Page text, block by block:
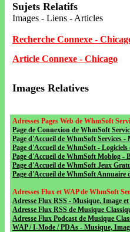
Sujets Relatifs
Images - Liens - Articles
Recherche Connexe -
Article Connexe - Chicago
Images Relatives
Adresses Pages Web de WhmSoft
Page de Connexion de WhmSoft
Page d'Accueil de WhmSoft Services -
Page d'Accueil de WhmSoft - Logiciels
Page d'Accueil de WhmSoft Moblog -
Page d'Accueil de WhmSoft Jeux
Page d'Accueil de WhmSoft
Adresses Flux et WAP de WhmSoft
Adresse Flux RSS - Musique, Image
Adresse Flux RSS de Musique
Adresse Flux Podcast de Musique
WAP / I-Mode / PDAs - Musique,